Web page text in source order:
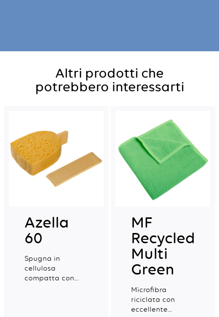
Altri prodotti che
potrebbero interessarti
Azella
60
Spugna in
cellulosa
compatta con
MF
Recycled
Multi
Green
Microfibra
riciclata con
eccellente